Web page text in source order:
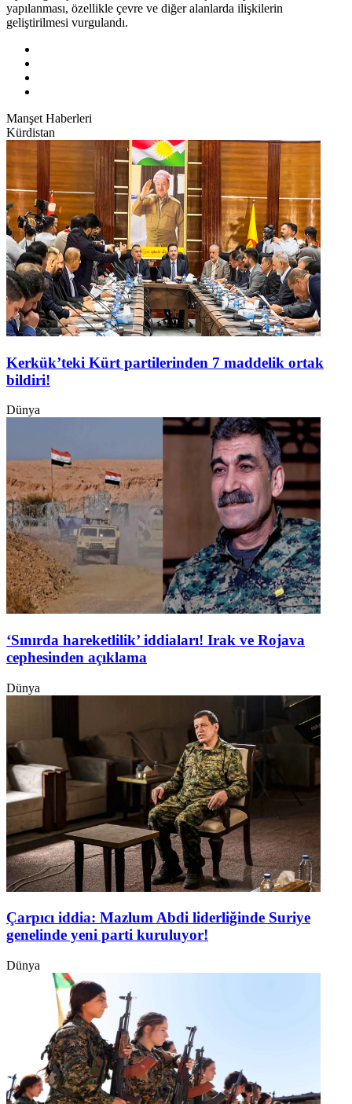
yapılanması, özellikle çevre ve diğer alanlarda ilişkilerin
geliştirilmesi vurgulandı.
Manşet Haberleri
Kürdistan
Kerkük’teki Kürt partilerinden 7 maddelik ortak
bildiri!
Dünya
‘Sınırda hareketlilik’ iddiaları! Irak ve Rojava
cephesinden açıklama
Dünya
Çarpıcı iddia: Mazlum Abdi liderliğinde Suriye
genelinde yeni parti kuruluyor!
Dünya